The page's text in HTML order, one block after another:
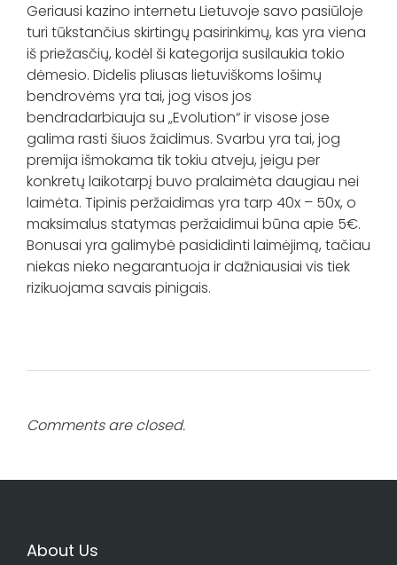
Geriausi kazino internetu Lietuvoje savo pasiūloje
turi tūkstančius skirtingų pasirinkimų, kas yra viena
iš priežasčių, kodėl ši kategorija susilaukia tokio
dėmesio. Didelis pliusas lietuviškoms lošimų
bendrovėms yra tai, jog visos jos
bendradarbiauja su „Evolution“ ir visose jose
galima rasti šiuos žaidimus. Svarbu yra tai, jog
premija išmokama tik tokiu atveju, jeigu per
konkretų laikotarpį buvo pralaimėta daugiau nei
laimėta. Tipinis peržaidimas yra tarp 40x – 50x, o
maksimalus statymas peržaidimui būna apie 5€.
Bonusai yra galimybė pasididinti laimėjimą, tačiau
niekas nieko negarantuoja ir dažniausiai vis tiek
rizikuojama savais pinigais.
Comments are closed.
About Us